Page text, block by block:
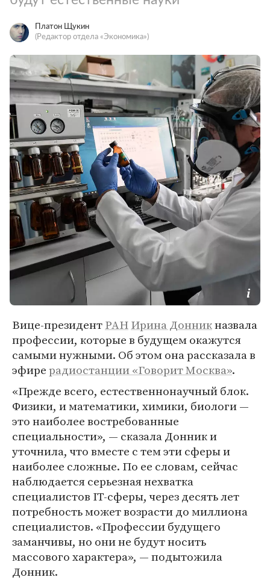
Платон Щукин
(Редактор отдела «Экономика»)
Вице-президентРАНИрина Донникназвала
профессии, которые в будущем окажутся
самыми нужными. Об этом она рассказала в
эфирерадиостанции «Говорит Москва».
«Прежде всего, естественнонаучный блок.
Физики, и математики, химики, биологи —
это наиболее востребованные
специальности», — сказала Донник и
уточнила, что вместе с тем эти сферы и
наиболее сложные. По ее словам, сейчас
наблюдается серьезная нехватка
специалистов IT-сферы, через десять лет
потребность может возрасти до миллиона
специалистов. «Профессии будущего
заманчивы, но они не будут носить
массового характера», — подытожила
Донник.